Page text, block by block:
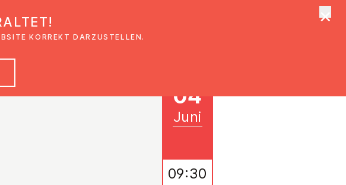
Veranstaltungen
04
Juni
09:30
KORREKT DARZUSTELLEN.
×